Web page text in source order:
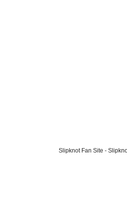
Slipknot Fan Site -